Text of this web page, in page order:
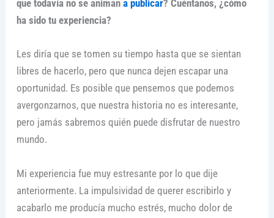
que todavía no se animan a publicar? Cuéntanos, ¿cómo
ha sido tu experiencia?
Les diría que se tomen su tiempo hasta que se sientan
libres de hacerlo, pero que nunca dejen escapar una
oportunidad. Es posible que pensemos que podemos
avergonzarnos, que nuestra historia no es interesante,
pero jamás sabremos quién puede disfrutar de nuestro
mundo.
Mi experiencia fue muy estresante por lo que dije
anteriormente. La impulsividad de querer escribirlo y
acabarlo me producía mucho estrés, mucho dolor de